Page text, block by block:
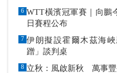
6 WTT橫濱冠軍賽｜向
日賽程公布
7 伊朗擬設霍爾木茲海
蹭」談判桌
8 立秋：風啟新秋 萬事豐